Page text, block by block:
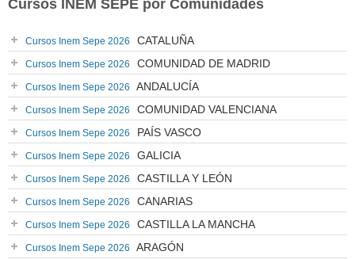
Cursos INEM SEPE por Comunidades
Cursos Inem Sepe 2026 CATALUÑA
Cursos Inem Sepe 2026 COMUNIDAD DE MADRID
Cursos Inem Sepe 2026 ANDALUCÍA
Cursos Inem Sepe 2026 COMUNIDAD VALENCIANA
Cursos Inem Sepe 2026 PAÍS VASCO
Cursos Inem Sepe 2026 GALICIA
Cursos Inem Sepe 2026 CASTILLA Y LEÓN
Cursos Inem Sepe 2026 CANARIAS
Cursos Inem Sepe 2026 CASTILLA LA MANCHA
Cursos Inem Sepe 2026 ARAGÓN